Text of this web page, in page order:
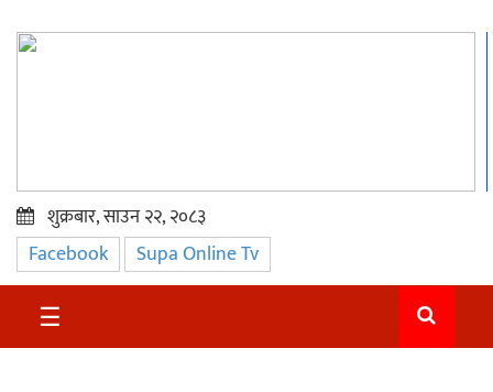
प्रमुख
समाचार
सुदुर
शुक्रबार, साउन २२, २०८३
Facebook Supa Online Tv
☰